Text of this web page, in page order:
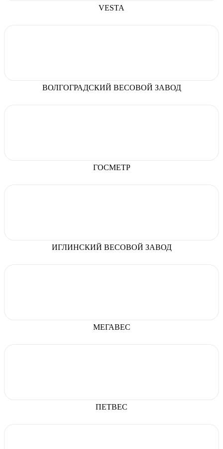
VESTA
ВОЛГОГРАДСКИЙ ВЕСОВОЙ ЗАВОД
ГОСМЕТР
ИГЛИНСКИЙ ВЕСОВОЙ ЗАВОД
МЕГАВЕС
ПЕТВЕС